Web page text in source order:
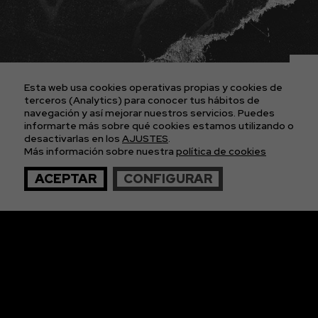
PROYECTOS
CONTACTO
AVISO LEGAL
POLÍTICA DE PRIVACIDAD
CONDICIONES GENERALES DE LAS ENTRADAS
APÚNTATE A
NUESTRA NEWS
© 2026 The Imagos. Todos los derechos reservados
Esta web usa cookies operativas propias y cookies de
terceros (Analytics) para conocer tus hábitos de
navegación y así mejorar nuestros servicios. Puedes
informarte más sobre qué cookies estamos utilizando o
desactivarlas en los AJUSTES.
Más información sobre nuestra política de cookies
ACEPTAR CONFIGURAR